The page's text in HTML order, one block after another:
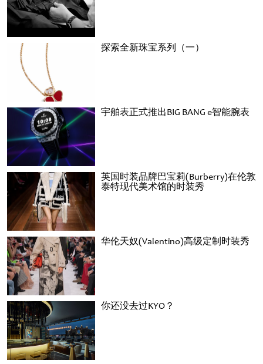
探索全新珠宝系列（一）
宇舶表正式推出BIG BANG e智能腕表
英国时装品牌巴宝莉(Burberry)在伦敦
泰特现代美术馆的时装秀
华伦天奴(Valentino)高级定制时装秀
你还没去过KYO？